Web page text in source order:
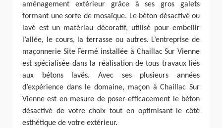
aménagement extérieur grâce à ses gros galets
formant une sorte de mosaïque. Le béton désactivé ou
lavé est un matériau décoratif, utilisé pour embellir
l’allée, le cours, la terrasse ou autres. L’entreprise de
maçonnerie Site Fermé installée à Chaillac Sur Vienne
est spécialisée dans la réalisation de tous travaux liés
aux bétons lavés. Avec ses plusieurs années
d’expérience dans le domaine, maçon à Chaillac Sur
Vienne est en mesure de poser efficacement le béton
désactivé de votre choix tout en optimisant le côté
esthétique de votre extérieur.